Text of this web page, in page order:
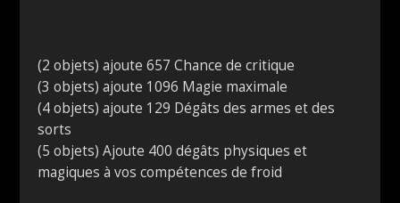
(2 objets) ajoute 657 Chance de critique
(3 objets) ajoute 1096 Magie maximale
(4 objets) ajoute 129 Dégâts des armes et des
sorts
(5 objets) Ajoute 400 dégâts physiques et
magiques à vos compétences de froid